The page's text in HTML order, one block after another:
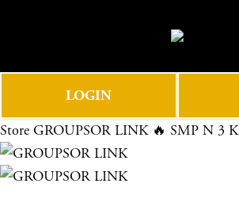
e
e
n
u
LOGIN
Store GROUPSOR LINK 🔥 SMP N 3